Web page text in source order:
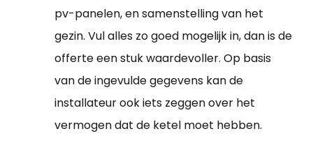
pv-panelen, en samenstelling van het
gezin. Vul alles zo goed mogelijk in, dan is de
offerte een stuk waardevoller. Op basis
van de ingevulde gegevens kan de
installateur ook iets zeggen over het
vermogen dat de ketel moet hebben.